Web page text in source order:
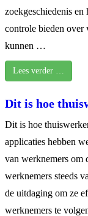
zoekgeschiedenis
controle bieden over
kunnen …
Lees verder …
Dit is hoe
Dit is hoe
applicaties hebben
van werknemers om
werknemers steeds
de uitdaging om ze
werknemers te